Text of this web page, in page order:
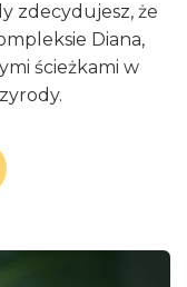
zdecydujesz, że
Diana,
ścieżkami w